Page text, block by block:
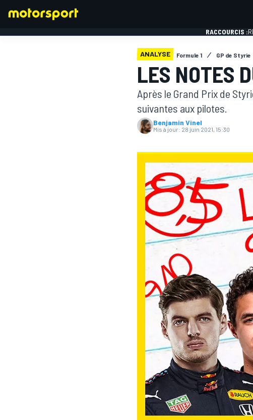
RACCOURCIS :
ANALYSE Formule 1 GP de Styrie
LES NOTES
Après le Grand Prix de
suivantes aux pilotes.
Benjamin Vinel
Mis à jour: 28 juin 2021, 15:30